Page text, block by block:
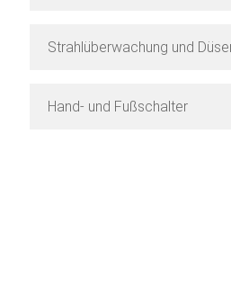
Strahlüberwachung und
Hand- und Fußschalter